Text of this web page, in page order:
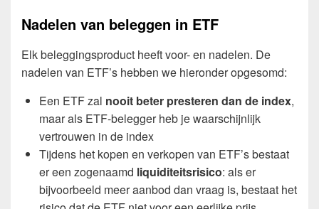
Nadelen van beleggen in ETF
Elk beleggingsproduct heeft voor- en nadelen. De
nadelen van ETF’s hebben we hieronder opgesomd:
Een ETF zal nooit beter presteren dan de index,
maar als ETF-belegger heb je waarschijnlijk
vertrouwen in de index
Tijdens het kopen en verkopen van ETF’s bestaat
er een zogenaamd liquiditeitsrisico: als er
bijvoorbeeld meer aanbod dan vraag is, bestaat het